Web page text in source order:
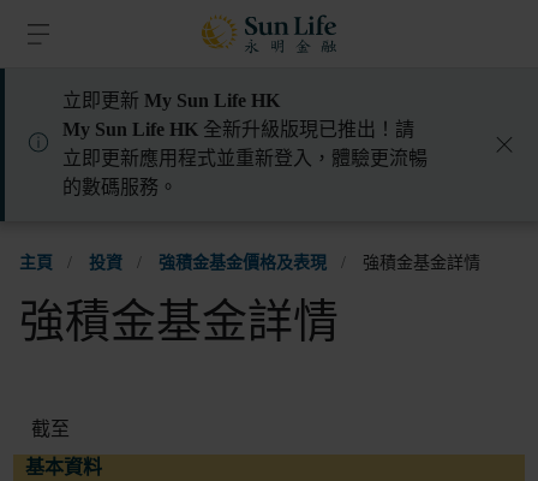
立即更新 My Sun Life HK
My Sun Life HK 全新升級版現已推出！請
立即更新應用程式並重新登入，體驗更流暢
的數碼服務。
主頁 / 投資 / 強積金基金價格及表現 / 強積金基金詳情
強積金基金詳情
截至
基本資料